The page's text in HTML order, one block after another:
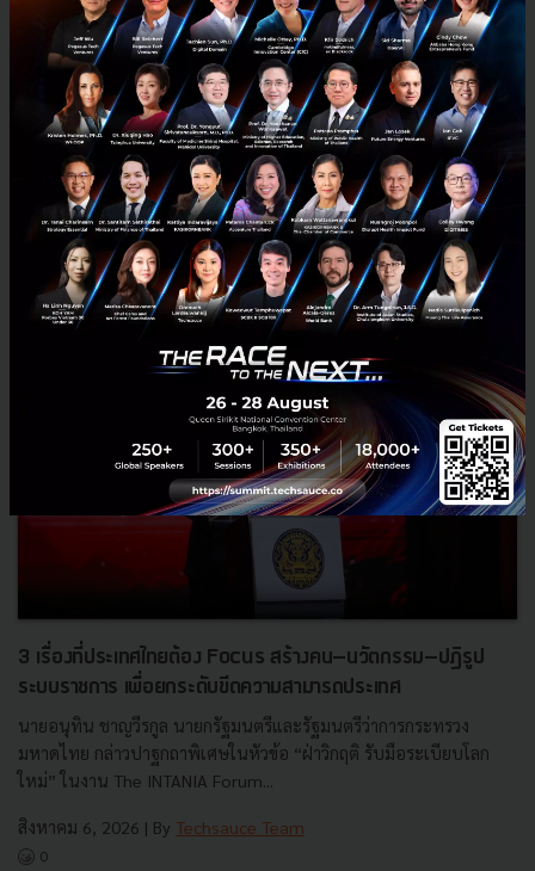
RELATED ARTICLE
3 เรื่องที่ประเทศไทยต้อง Focus สร้างคน–นวัตกรรม–ปฏิรูป
ระบบราชการ เพื่อยกระดับขีดความสามารถประเทศ
นายอนุทิน ชาญวีรกูล นายกรัฐมนตรีและรัฐมนตรีว่าการกระทรวง
มหาดไทย กล่าวปาฐกถาพิเศษในหัวข้อ “ฝ่าวิกฤติ รับมือระเบียบโลก
ใหม่” ในงาน The INTANIA Forum...
สิงหาคม 6, 2026 | By Techsauce Team
0